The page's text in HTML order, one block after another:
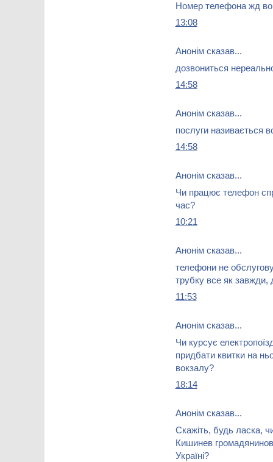
Номер телефона жд
13:08
Анонім сказав...
дозвониться
14:58
Анонім сказав...
послуги називається
14:58
Анонім сказав...
Чи працює телефон
час?
10:21
Анонім сказав...
телефони не
трубку все як завжди,
11:53
Анонім сказав...
Чи курсує
придбати квитки на
вокзалу?
18:14
Анонім сказав...
Скажіть, будь ласка,
Кишинев
Україні?